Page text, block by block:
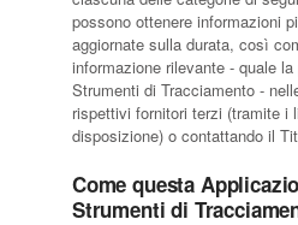
possono ottenere informazioni
aggiornate sulla durata, così
informazione rilevante - quale
Strumenti di Tracciamento -
rispettivi fornitori terzi (tramite i
disposizione) o contattando il
Come questa
Strumenti di